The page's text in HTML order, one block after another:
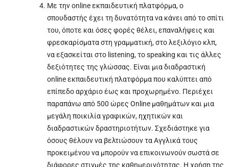
Με την online εκπαιδευτική πλατφόρμα, ο
σπουδαστής έχει τη δυνατότητα να κάνει από το σπίτι
του, όποτε και όσες φορές θέλει, επαναλήψεις και
φρεσκαρίσματα στη γραμματική, στο λεξιλόγιο κλπ,
να εξασκείται στο listening, το speaking και τις άλλες
δεξιότητες της γλώσσας. Είναι μια διαδραστική
online εκπαιδευτική πλατφόρμα που καλύπτει από
επίπεδο αρχάριο έως και προχωρημένο. Περιέχει
παραπάνω από 500 ώρες Online μαθημάτων και μια
μεγάλη ποικιλία γραφικών, ηχητικών και
διαδραστικών δραστηριοτήτων. Σχεδιάστηκε για
όσους θέλουν να βελτιώσουν τα Αγγλικά τους
προκειμένου να μπορούν να επικοινωνούν σωστά σε
διάφορες στιγμές της καθημερινότητας. Η χρήση της